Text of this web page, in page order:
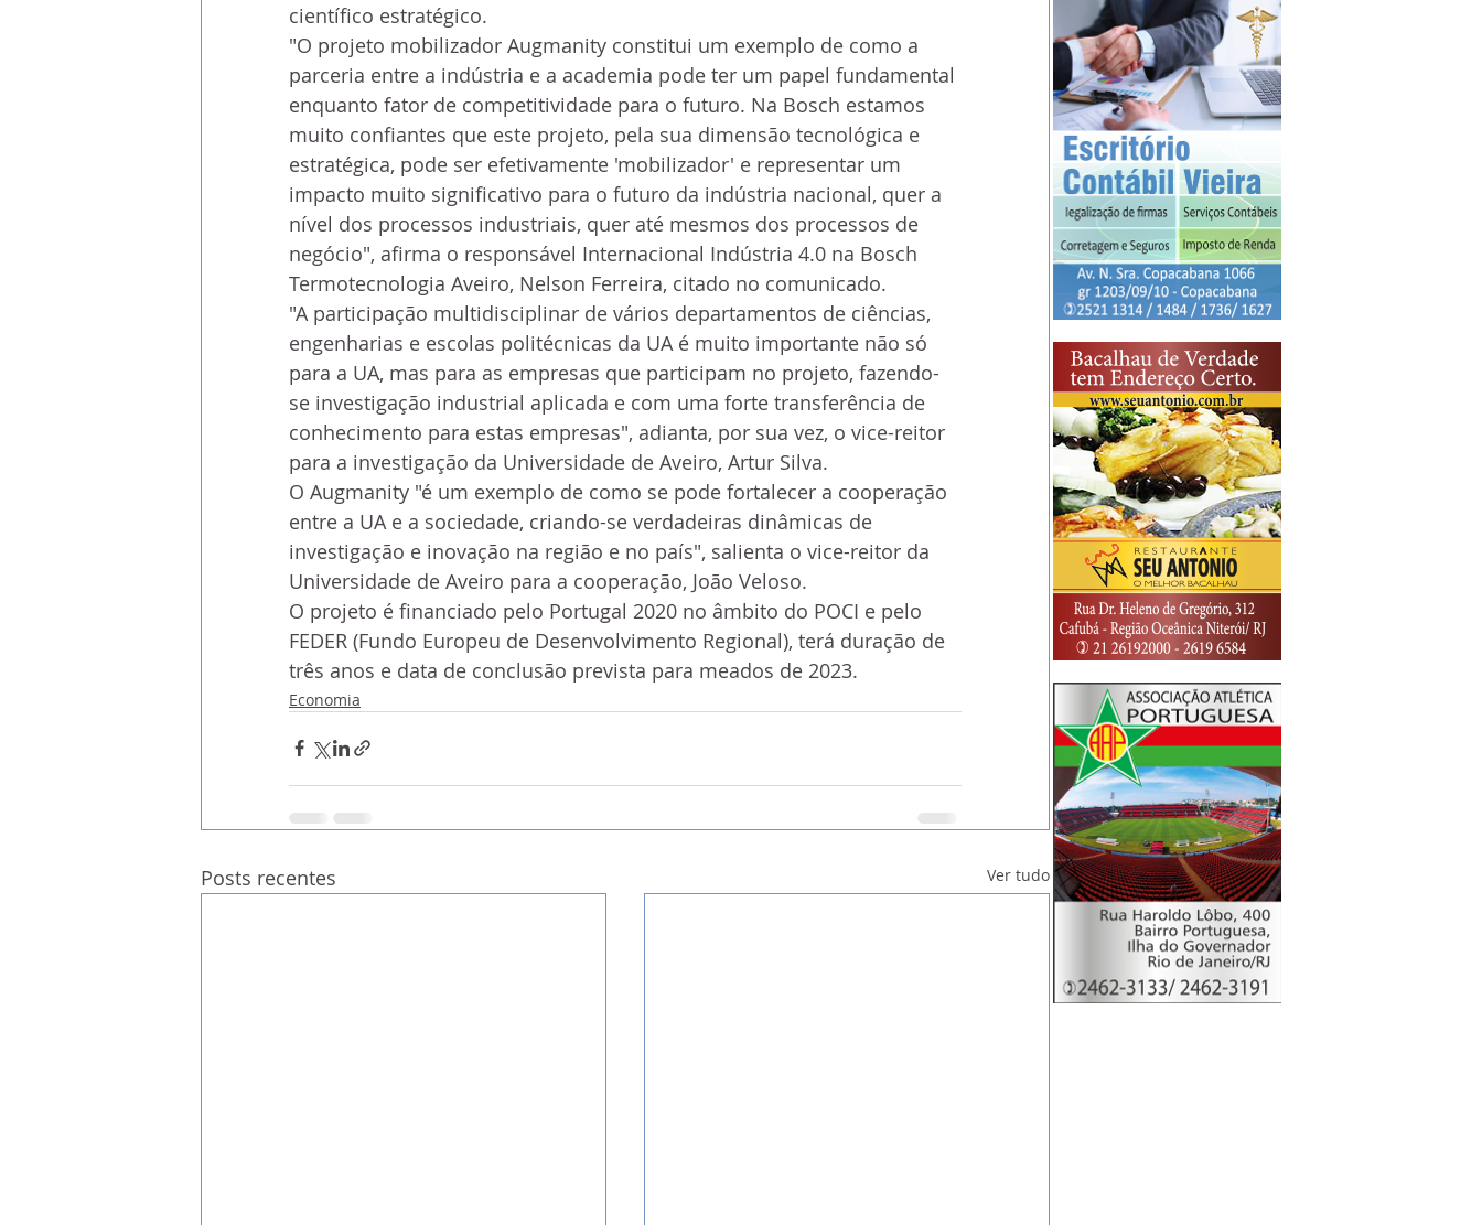
científico estratégico.
"O projeto mobilizador Augmanity constitui um exemplo de como a
parceria entre a indústria e a academia pode ter um papel fundamental
enquanto fator de competitividade para o futuro. Na Bosch estamos
muito confiantes que este projeto, pela sua dimensão tecnológica e
estratégica, pode ser efetivamente 'mobilizador' e representar um
impacto muito significativo para o futuro da indústria nacional, quer a
nível dos processos industriais, quer até mesmos dos processos de
negócio", afirma o responsável Internacional Indústria 4.0 na Bosch
Termotecnologia Aveiro, Nelson Ferreira, citado no comunicado.
"A participação multidisciplinar de vários departamentos de ciências,
engenharias e escolas politécnicas da UA é muito importante não só
para a UA, mas para as empresas que participam no projeto, fazendo-
se investigação industrial aplicada e com uma forte transferência de
conhecimento para estas empresas", adianta, por sua vez, o vice-reitor
para a investigação da Universidade de Aveiro, Artur Silva.
O Augmanity "é um exemplo de como se pode fortalecer a cooperação
entre a UA e a sociedade, criando-se verdadeiras dinâmicas de
investigação e inovação na região e no país", salienta o vice-reitor da
Universidade de Aveiro para a cooperação, João Veloso.
O projeto é financiado pelo Portugal 2020 no âmbito do POCI e pelo
FEDER (Fundo Europeu de Desenvolvimento Regional), terá duração de
três anos e data de conclusão prevista para meados de 2023.
Economia
Posts recentes Ver tudo